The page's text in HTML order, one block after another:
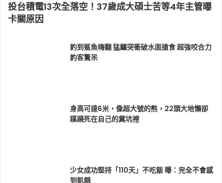
投台積電13次全落空！37歲成大碩士苦等4年主管曝
卡關原因
釣到鯊魚嗨翻 猛鱷突衝破水面搶食 超強咬合力
釣客驚呆
身高可達6米，像超大號的熊，22頭大地懶卻
蹊蹺死在自己的糞坑裡
少女成功堅持「110天」不吃飯 曝：完全不會感
到飢餓